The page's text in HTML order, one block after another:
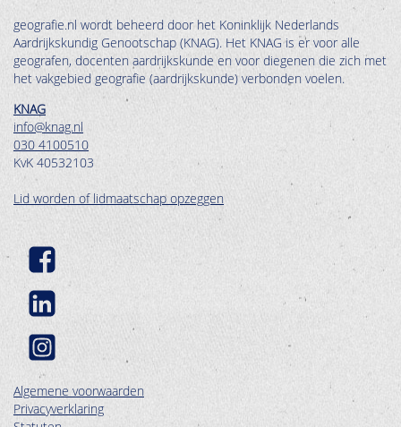
geografie.nl wordt beheerd door het Koninklijk Nederlands
Aardrijkskundig Genootschap (KNAG). Het KNAG is er voor alle
geografen, docenten aardrijkskunde en voor diegenen die zich met
het vakgebied geografie (aardrijkskunde) verbonden voelen.
KNAG
info@knag.nl
030 4100510
KvK 40532103
Lid worden of lidmaatschap opzeggen
Algemene voorwaarden
Privacyverklaring